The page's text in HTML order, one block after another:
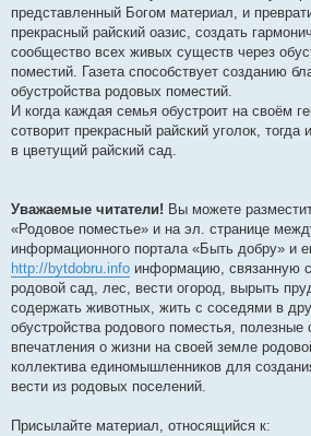
представленный Богом материал, и
прекрасный райский оазис, создать
сообщество всех живых существ через
поместий. Газета способствует созданию
обустройства родовых поместий.
И когда каждая семья обустроит на своём
сотворит прекрасный райский уголок,
в цветущий райский сад.
Уважаемые читатели! Вы можете
«Родовое поместье» и на эл. странице
информационного портала «Быть добру» и
http://bytdobru.info информацию, связанную
родовой сад, лес, вести огород, вырыть
содержать животных, жить с соседями в
обустройства родового поместья, полезные
впечатления о жизни на своей земле
коллектива единомышленников для
вести из родовых поселений.
Присылайте материал, относящийся к: